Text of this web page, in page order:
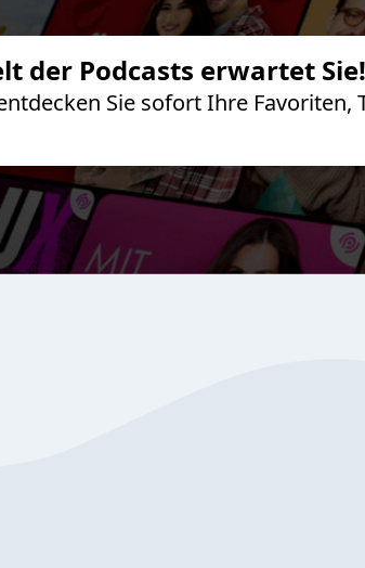
der Podcasts erwartet
Sie sofort Ihre